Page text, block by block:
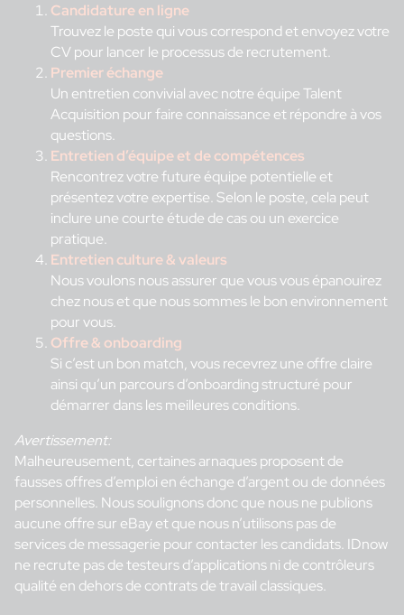
Candidature en ligne
Trouvez le poste qui vous correspond et envoyez votre
CV pour lancer le processus de recrutement.
Premier échange
Un entretien convivial avec notre équipe Talent
Acquisition pour faire connaissance et répondre à vos
questions.
Entretien d’équipe et de compétences
Rencontrez votre future équipe potentielle et
présentez votre expertise. Selon le poste, cela peut
inclure une courte étude de cas ou un exercice
pratique.
Entretien culture & valeurs
Nous voulons nous assurer que vous vous épanouirez
chez nous et que nous sommes le bon environnement
pour vous.
Offre & onboarding
Si c’est un bon match, vous recevrez une offre claire
ainsi qu’un parcours d’onboarding structuré pour
démarrer dans les meilleures conditions.
Avertissement:
Malheureusement, certaines arnaques proposent de
fausses offres d’emploi en échange d’argent ou de données
personnelles. Nous soulignons donc que nous ne publions
aucune offre sur eBay et que nous n’utilisons pas de
services de messagerie pour contacter les candidats. IDnow
ne recrute pas de testeurs d’applications ni de contrôleurs
qualité en dehors de contrats de travail classiques.